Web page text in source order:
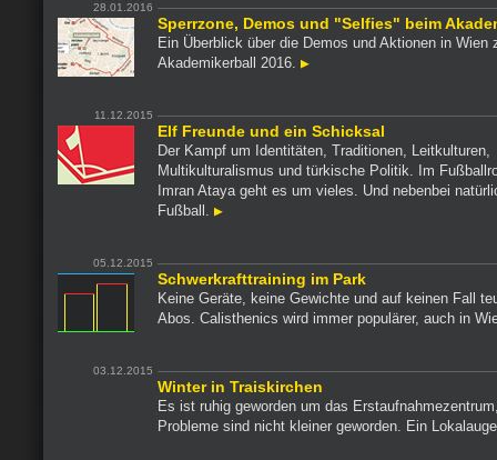
28.01.2016
Sperrzone, Demos und "Selfies" beim
Ein Überblick über die Demos und Aktionen in Wien
Akademikerball 2016.
11.12.2015
Elf Freunde und ein Schicksal
Der Kampf um Identitäten, Traditionen, Leitkulturen,
Multikulturalismus und türkische Politik. Im
Imran Ataya geht es um vieles. Und nebenbei
Fußball.
05.12.2015
Schwerkrafttraining im Park
Keine Geräte, keine Gewichte und auf keinen Fall
Abos. Calisthenics wird immer populärer, auch in
03.12.2015
Winter in Traiskirchen
Es ist ruhig geworden um das
Probleme sind nicht kleiner geworden. Ein